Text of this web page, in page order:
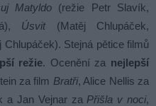
Matyldo (režie Petr Slavík,
Úsvit(Matěj Chlupáček,
Stejná pětice filmů
režie. Ocenění za nejlepší
za film Bratři, Alice Nellis za
a Jan Vejnar za Přišla v noci,